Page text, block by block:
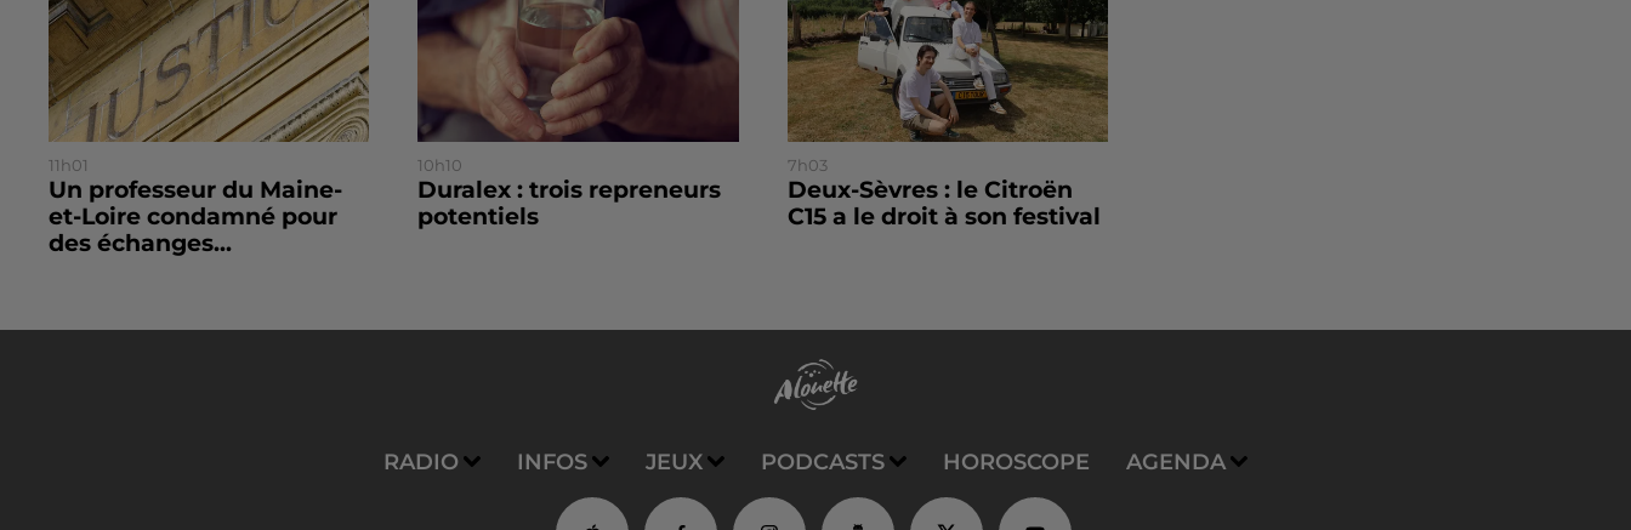
11h01
Un professeur du Maine-
et-Loire condamné pour
des échanges...
10h10
Duralex : trois repreneurs
potentiels
7h03
Deux-Sèvres : le Citroën
C15 a le droit à son festival
RADIO INFOS JEUX PODCASTS HOROSCOPE AGENDA